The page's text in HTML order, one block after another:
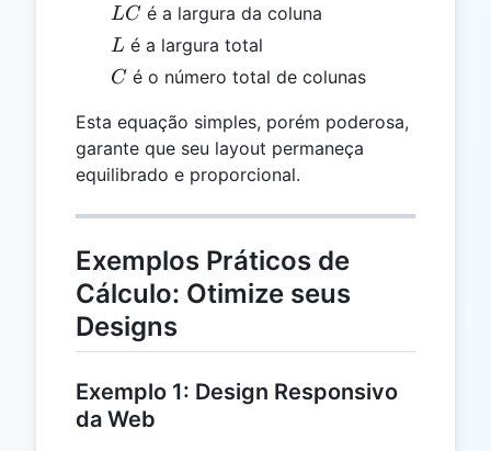
LC
LC é a largura da coluna
L
L é a largura total
C
C é o número total de colunas
Esta equação simples, porém poderosa,
garante que seu layout permaneça
equilibrado e proporcional.
Exemplos Práticos de
Cálculo: Otimize seus
Designs
Exemplo 1: Design Responsivo
da Web